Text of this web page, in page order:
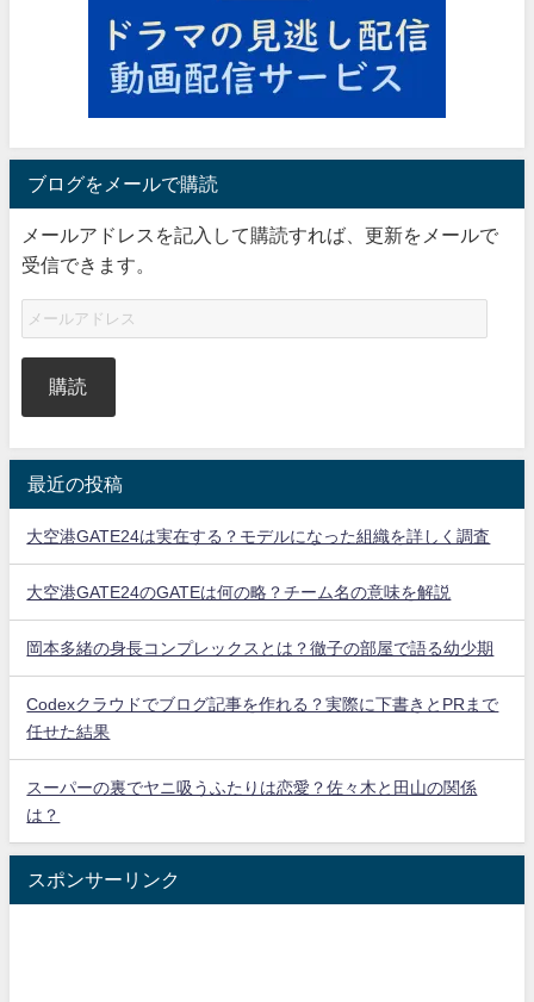
ブログをメールで購読
メールアドレスを記入して購読すれば、更新をメールで
受信できます。
購読
最近の投稿
大空港GATE24は実在する？モデルになった組織を詳しく調査
大空港GATE24のGATEは何の略？チーム名の意味を解説
岡本多緒の身長コンプレックスとは？徹子の部屋で語る幼少期
Codexクラウドでブログ記事を作れる？実際に下書きとPRまで
任せた結果
スーパーの裏でヤニ吸うふたりは恋愛？佐々木と田山の関係
は？
スポンサーリンク